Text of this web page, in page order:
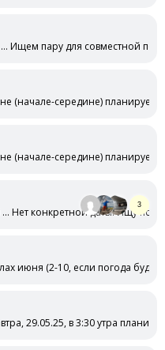
Ищем пару для совместной
(начале-середине)
(начале-середине)
Нет конкретной даты. Ищу
3
июня (2-10, если погода
29.05.25, в 3:30 утра